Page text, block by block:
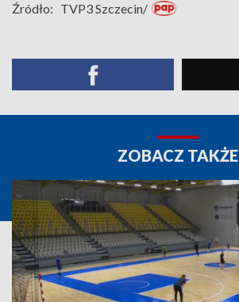
Źródło: TVP3 Szczecin/
ZOBACZ TAKŻE